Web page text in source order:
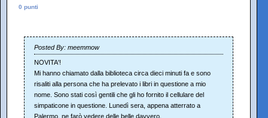
0 punti
Posted By: meemmow
NOVITA'!
Mi hanno chiamato dalla biblioteca circa dieci minuti fa e sono
risaliti alla persona che ha prelevato i libri in questione a mio
nome. Sono stati così gentili che gli ho fornito il cellulare del
simpaticone in questione. Lunedì sera, appena atterrato a
Palermo, ne farò vedere delle belle davvero.